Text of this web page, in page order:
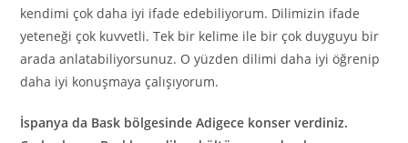
kendimi çok daha iyi ifade edebiliyorum. Dilimizin ifade
yeteneği çok kuvvetli. Tek bir kelime ile bir çok duyguyu bir
arada anlatabiliyorsunuz. O yüzden dilimi daha iyi öğrenip
daha iyi konuşmaya çalışıyorum.
İspanya da Bask bölgesinde Adigece konser verdiniz.